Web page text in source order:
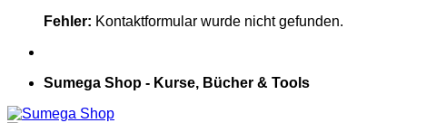
Fehler: Kontaktformular wurde nicht gefunden.
Sumega Shop - Kurse, Bücher & Tools